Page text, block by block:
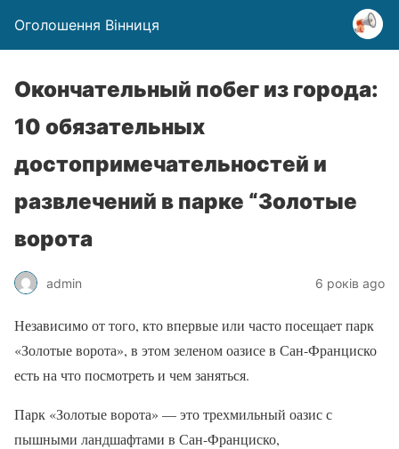
Оголошення Вінниця
Окончательный побег из города:
10 обязательных
достопримечательностей и
развлечений в парке “Золотые
ворота
admin 6 років ago
Независимо от того, кто впервые или часто посещает парк
«Золотые ворота», в этом зеленом оазисе в Сан-Франциско
есть на что посмотреть и чем заняться.
Парк «Золотые ворота» — это трехмильный оазис с
пышными ландшафтами в Сан-Франциско,